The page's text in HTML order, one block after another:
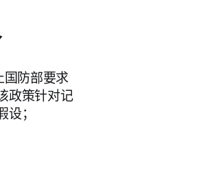
国防部要求
政策针对记
；